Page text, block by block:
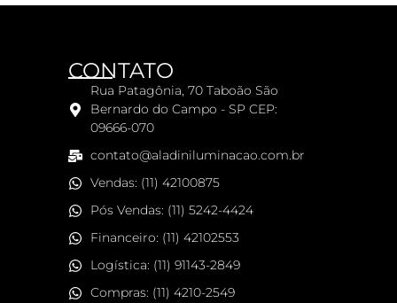
CONTATO
Rua Patagônia, 70 Taboão São
Bernardo do Campo - SP CEP:
09666-070
contato@aladiniluminacao.com.br
Vendas: (11) 42100875
Pós Vendas: (11) 5242-4424
Financeiro: (11) 42102553
Logística: (11) 91143-2849
Compras: (11) 4210-2549